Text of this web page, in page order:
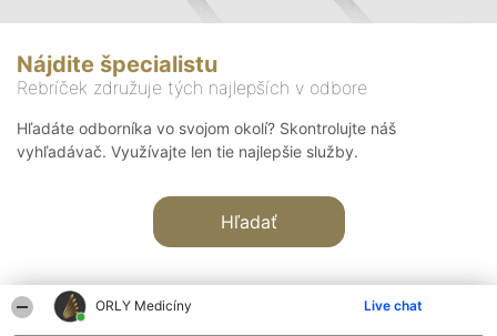
ORLY Medicíny Live chat
Nájdite špecialistu
Rebríček združuje tých najlepších v odbore
Hľadáte odborníka vo svojom okolí? Skontrolujte náš
vyhľadávač. Využívajte len tie najlepšie služby.
Hľadať